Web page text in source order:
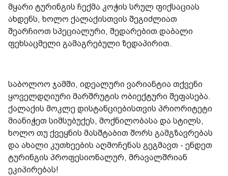
მყარი ტურინგის ჩექმა კოჭის სრულ ფიქსაციას
ახდენს, ხოლო ქალაქისთვის შეგიძლიათ
შეარჩიოთ სპეციალური, შედარებით დაბალი
ფეხსაცმელი გამაგრებული ზედაპირით.
საბოლოო ჯამში, იდეალური ვარიანტია თქვენი
ყოველდღიური მარშრუტის ობიექტური შეფასება.
ქალაქის მოკლე დისტანციებისთვის პრიორიტეტი
მიანიჭეთ სიმსუბუქეს, მოქნილობასა და სტილს,
ხოლო თუ ქვეყნის მასშტაბით შორს გამგზავრებას
და ახალი კუთხეების აღმოჩენას გეგმავთ - ენდეთ
ტურინგის პროფესიონალურ, მრავალშრიან
ეკიპირებას!